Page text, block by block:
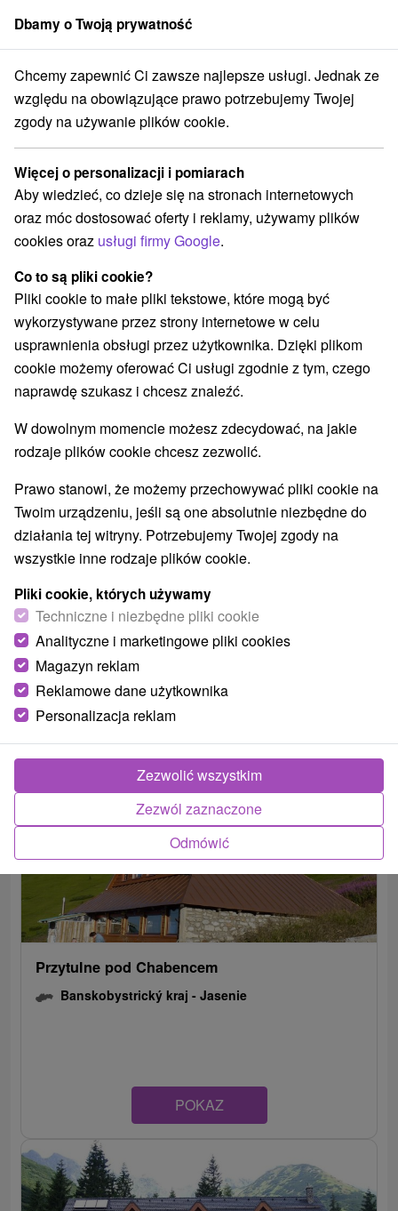
członek grupySorger
Atrakcje na Słowacji Chaty górskie Liptów
Chaty górskie Liptów
Kategorie
Wszystkie kategorie
Aquaparki, baseny(4)
Túry a turistické chodníky (25)
Amfiteatry i kina w przyrodzie
Parki miejskie i zamkowe(1) Ośrodek narciarski(2)
Chaty górskie(4) Skanseny (3) Jazda konna(2)
Sporty(7) Loty widokowe i rejsy wycieczkowe(2)
Zamki, pałace, ruiny(2)
Wieże obserwacyjne i chodniki(1)
Areny laserowe i paintball
Ośrodki i miasteczka dziecięce(4)
Jeziora, jeziora, zbiorniki wodne(4)
Atrakcje dla dzieci (25) Tarcze(15) Escaperoom(2)
Ogrody botaniczne (1)
Ogrody zoologiczne i fermy zwierząt (1)
Muzea i galerie(4) Atrakcje turystyczne
Atrakcje z adrenaliną (15) Kolejki linowe
Tory bobslejowe (1) Jaskinie(3)
Wsie i miasta
Žiar(1) Horná Lehota(1)
Przytulne pod Chabencem
Banskobystrický kraj -Jasenie
POKAZ
Dbamy o Twoją prywatność
Chcemy zapewnić Ci zawsze najlepsze usługi. Jednak ze
względu na obowiązujące prawo potrzebujemy Twojej
zgody na używanie plików cookie.
Więcej o personalizacji i pomiarach
Aby wiedzieć, co dzieje się na stronach internetowych
oraz móc dostosować oferty i reklamy, używamy plików
cookies oraz usługi firmy Google.
Co to są pliki cookie?
Pliki cookie to małe pliki tekstowe, które mogą być
wykorzystywane przez strony internetowe w celu
usprawnienia obsługi przez użytkownika. Dzięki plikom
cookie możemy oferować Ci usługi zgodnie z tym, czego
naprawdę szukasz i chcesz znaleźć.
W dowolnym momencie możesz zdecydować, na jakie
rodzaje plików cookie chcesz zezwolić.
Prawo stanowi, że możemy przechowywać pliki cookie na
Twoim urządzeniu, jeśli są one absolutnie niezbędne do
działania tej witryny. Potrzebujemy Twojej zgody na
wszystkie inne rodzaje plików cookie.
Pliki cookie, których używamy
Techniczne i niezbędne pliki cookie
Analityczne i marketingowe pliki cookies
Magazyn reklam
Reklamowe dane użytkownika
Personalizacja reklam
Odmówić
Zezwól zaznaczone
Zezwolić wszystkim